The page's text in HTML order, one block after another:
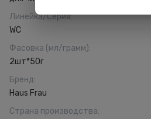
Линейка/Серия:
WC
Фасовка (мл/грамм):
2шт*50г
Бренд:
Haus Frau
Страна производства: